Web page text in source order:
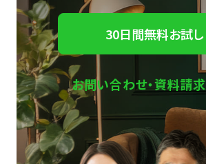
30日間無料お試し
お問い合わせ・資料請求